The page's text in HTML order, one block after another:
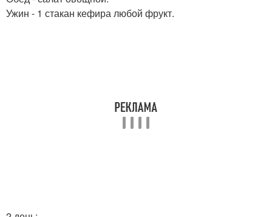
Ужин - 1 стакан кефира любой фрукт.